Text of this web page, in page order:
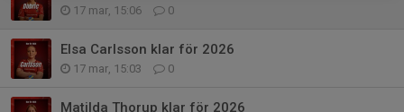
17 mar, 15:06 0
Elsa Carlsson klar för 2026
17 mar, 15:03 0
Matilda Thorup klar för 2026